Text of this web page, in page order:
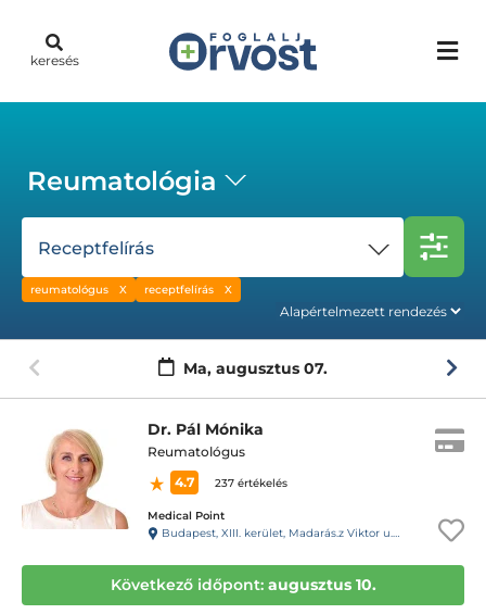
keresés
Reumatológia
Receptfelírás
reumatológus receptfelírás
Ma, augusztus 07.
Dr. Pál Mónika
Reumatológus
4.7
237 értékelés
Medical Point
Budapest, XIII. kerület, Madarás.z Viktor u. 47-49. fszt
Következő időpont: augusztus 10.